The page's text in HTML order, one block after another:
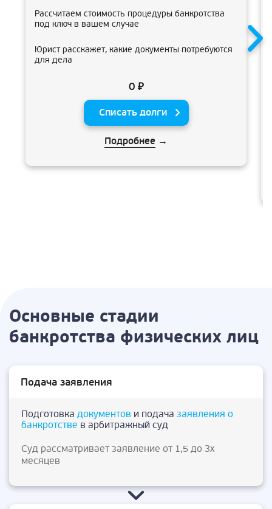
Рассчитаем стоимость процедуры банкротства
под ключ в вашем случае
Юрист расскажет, какие документы потребуются
для дела
0 ₽
Списать долги
Подробнее →
Основные стадии
банкротства физических лиц
Подача заявления
Подготовка документов и подача заявления о
банкротстве в арбитражный суд
Суд рассматривает заявление от 1,5 до 3х
месяцев